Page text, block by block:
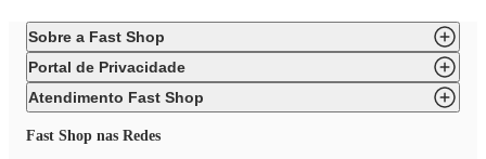
Sobre a Fast Shop
Portal de Privacidade
Atendimento Fast Shop
Fast Shop nas Redes